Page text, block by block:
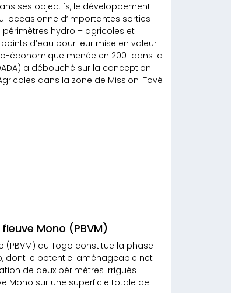
ses objectifs, le développement
occasionne d’importantes sorties
périmètres hydro – agricoles et
d’eau pour leur mise en valeur
économique menée en 2001 dans la
a débouché sur la conception
dans la zone de Mission-Tové
Mono (PBVM)
(PBVM) au Togo constitue la phase
dont le potentiel aménageable net
de deux périmètres irrigués
Mono sur une superficie totale de